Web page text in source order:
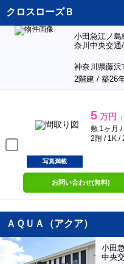
クロスローズＢ
小田急江ノ
奈川中央交通
神奈川県藤沢
2階建 / 築26
5 万円
敷 1ヶ月 /
2階 / 1K /
写真満載
お問い合わせ(無料)
ＡＱＵＡ（アクア）
小田
中央